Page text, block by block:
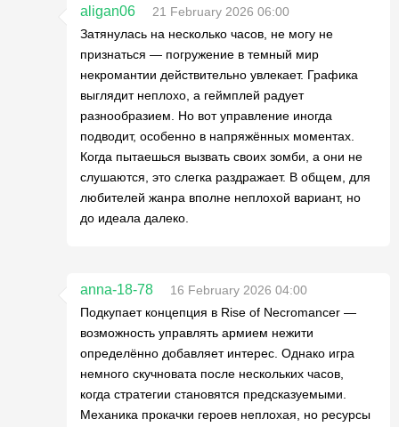
aligan06
21 February 2026 06:00
Затянулась на несколько часов, не могу не
признаться — погружение в темный мир
некромантии действительно увлекает. Графика
выглядит неплохо, а геймплей радует
разнообразием. Но вот управление иногда
подводит, особенно в напряжённых моментах.
Когда пытаешься вызвать своих зомби, а они не
слушаются, это слегка раздражает. В общем, для
любителей жанра вполне неплохой вариант, но
до идеала далеко.
anna-18-78
16 February 2026 04:00
Подкупает концепция в Rise of Necromancer —
возможность управлять армием нежити
определённо добавляет интерес. Однако игра
немного скучновата после нескольких часов,
когда стратегии становятся предсказуемыми.
Механика прокачки героев неплохая, но ресурсы